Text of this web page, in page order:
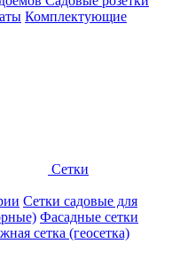
Комплектующие
Сетки
Сетки садовые для
Фасадные сетки
сетка (геосетка)